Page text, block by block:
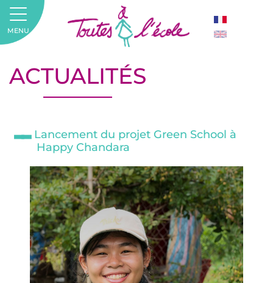
ACTUALITÉS
Lancement du projet Green School à
Happy Chandara
MENU